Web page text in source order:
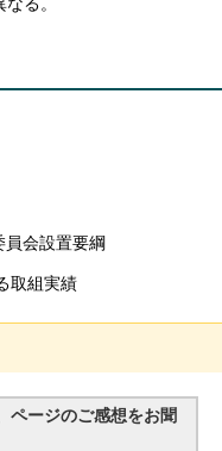
る。
会設置要綱
取組実績
ページのご感想をお聞